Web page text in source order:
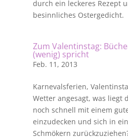
durch ein leckeres Rezept
besinnliches Ostergedicht.
Zum Valentinstag:
(wenig) spricht
Feb. 11, 2013
Karnevalsferien,
Wetter angesagt, was liegt
noch schnell mit einem
einzudecken und sich in
Schmökern